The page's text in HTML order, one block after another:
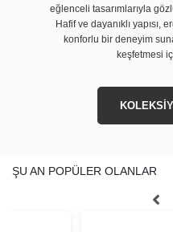
eğlenceli tasarımlarıyla
Hafif ve dayanıklı yapısı,
konforlu bir deneyim
keşfetmesi
ŞU AN POPÜLER OLANLAR